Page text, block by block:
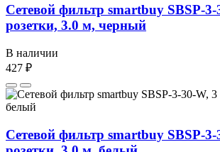
Сетевой фильтр smartbuy SBSP-3-
розетки, 3.0 м, черный
В наличии
427 ₽
Сетевой фильтр smartbuy SBSP-3-